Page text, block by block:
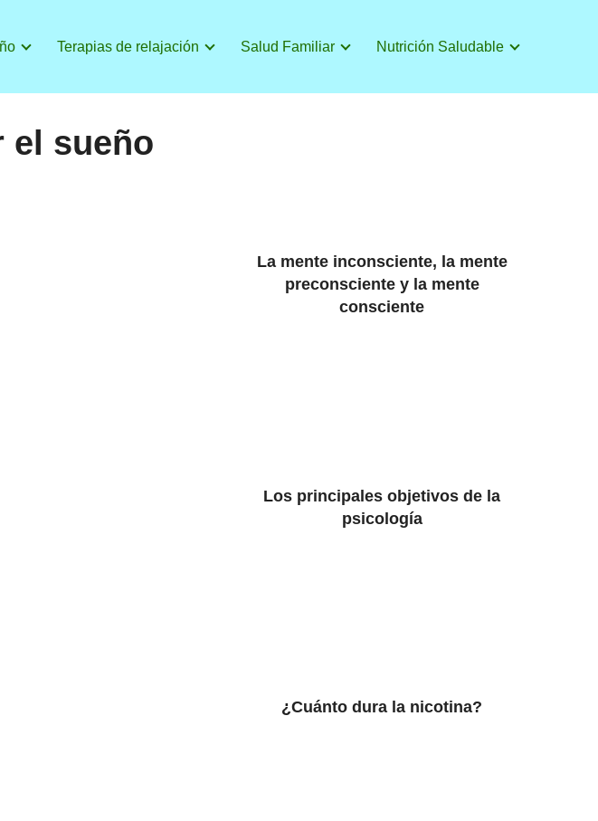
Terapias de relajación Salud Familiar Nutrición Saludable
el sueño
La mente inconsciente, la mente
preconsciente y la mente
consciente
Los principales objetivos de la
psicología
¿Cuánto dura la nicotina?